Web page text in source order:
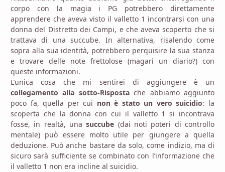
corpo con la magia i PG potrebbero direttamente
apprendere che aveva visto il valletto 1 incontrarsi con una
donna del Distretto dei Campi, e che aveva scoperto che si
trattava di una succube. In alternativa, risalendo come
sopra alla sua identità, potrebbero perquisire la sua stanza
e trovare delle note frettolose (magari un diario?) con
queste informazioni.
L’unica cosa che mi sentirei di aggiungere è un
collegamento alla sotto-Rispostache abbiamo aggiunto
poco fa, quella per cui non è stato un vero suicidio: la
scoperta che la donna con cui il valletto 1 si incontrava
fosse, in realtà, unasuccube (dai noti poteri di controllo
mentale) può essere molto utile per giungere a quella
deduzione. Può anche bastare da solo, come indizio, ma di
sicuro sarà sufficiente se combinato con l’informazione che
il valletto 1 non era incline al suicidio.